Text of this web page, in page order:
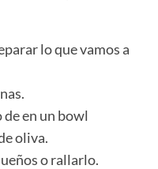
lo que vamos a
en un bowl
oliva.
o rallarlo.